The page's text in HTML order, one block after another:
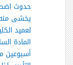
حدوث
يخشى منه
لعميد
المادة
أسبوعين